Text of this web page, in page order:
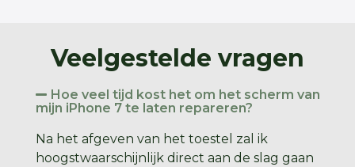
Veelgestelde vragen
Hoe veel tijd kost het om het scherm van
mijn iPhone 7 te laten repareren?
Na het afgeven van het toestel zal ik
hoogstwaarschijnlijk direct aan de slag gaan